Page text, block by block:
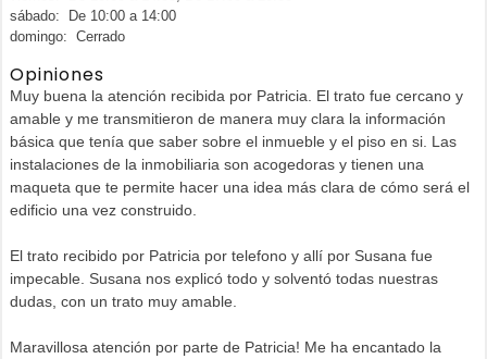
sábado: De 10:00 a 14:00
domingo: Cerrado
Opiniones
Muy buena la atención recibida por Patricia. El trato fue cercano y
amable y me transmitieron de manera muy clara la información
básica que tenía que saber sobre el inmueble y el piso en si. Las
instalaciones de la inmobiliaria son acogedoras y tienen una
maqueta que te permite hacer una idea más clara de cómo será el
edificio una vez construido.
El trato recibido por Patricia por telefono y allí por Susana fue
impecable. Susana nos explicó todo y solventó todas nuestras
dudas, con un trato muy amable.
Maravillosa atención por parte de Patricia! Me ha encantado la